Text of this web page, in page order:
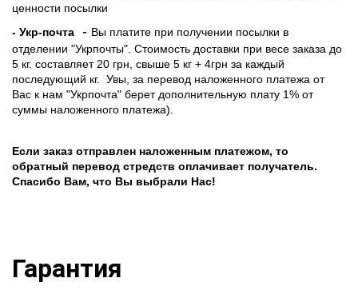
ценности посылки
- Укр-почта
- Вы платите при получении посылки в
отделении "Укрпочты". Стоимость доставки при весе заказа до
5 кг. составляет 20 грн, свыше 5 кг + 4грн за каждый
последующий кг. Увы, за перевод наложенного платежа от
Вас к нам "Укрпочта" берет дополнительную плату 1% от
суммы наложенного платежа).
Если заказ отправлен наложенным платежом, то
обратный перевод стредств оплачивает получатель.
Спасибо Вам, что Вы выбрали Нас!
Гарантия